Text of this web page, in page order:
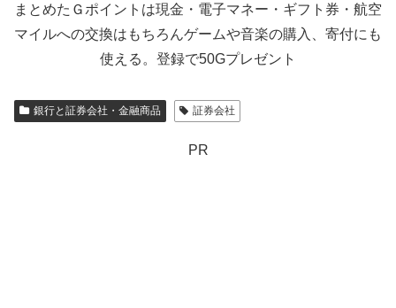
まとめたＧポイントは現金・電子マネー・ギフト券・航空
マイルへの交換はもちろんゲームや音楽の購入、寄付にも
使える。登録で50Gプレゼント
銀行と証券会社・金融商品 証券会社
PR